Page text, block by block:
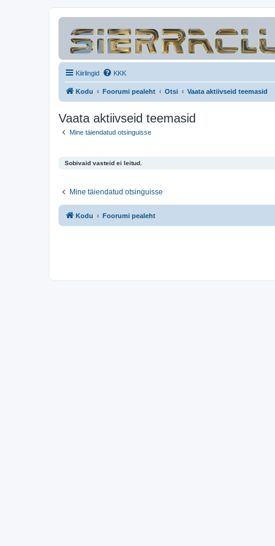
Kiirlingid KKK
Kodu Foorumi pealeht Otsi Vaata aktiivseid teemasid
Vaata aktiivseid teemasid
Mine täiendatud otsinguisse
Sobivaid vasteid ei leitud.
Mine täiendatud otsinguisse
Kodu Foorumi pealeht